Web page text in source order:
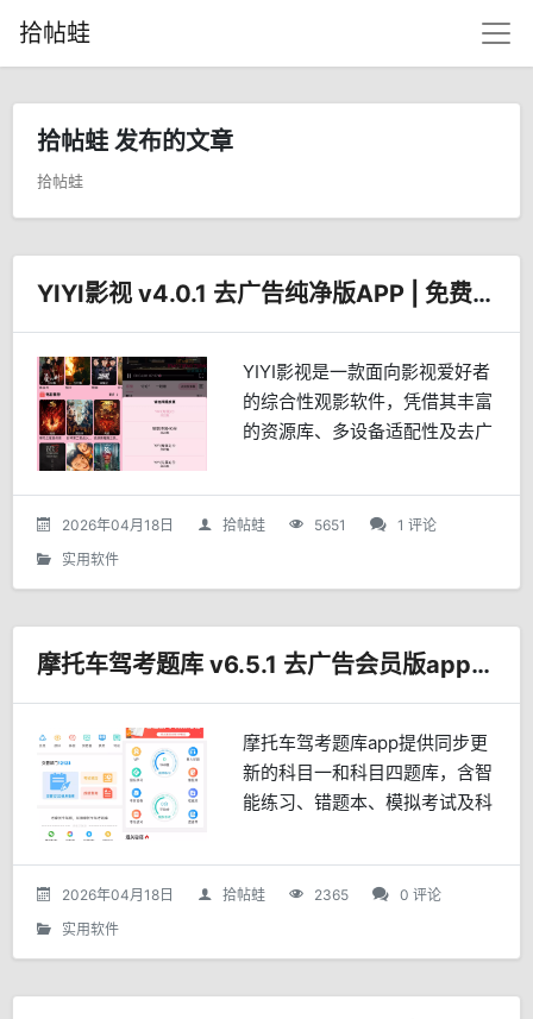
拾帖蛙
拾帖蛙 发布的文章
拾帖蛙
YIYI影视 v4.0.1 去广告纯净版APP | 免费追剧助手
YIYI影视是一款面向影视爱好者
的综合性观影软件，凭借其丰富
的资源库、多设备适配性及去广
户推崇的追剧工具。核心功能与
优势海量资源，更新迅速 YIYI影
2026年04月18日 拾帖蛙 5651
1 评论
实用软件
摩托车驾考题库 v6.5.1 去广告会员版app下载
摩托车驾考题库app提供同步更
新的科目一和科目四题库，含智
能练习、错题本、模拟考试及科
线学习和夜间模式，帮助学员高
效备考、快速通过考试。
2026年04月18日 拾帖蛙 2365
0 评论
实用软件